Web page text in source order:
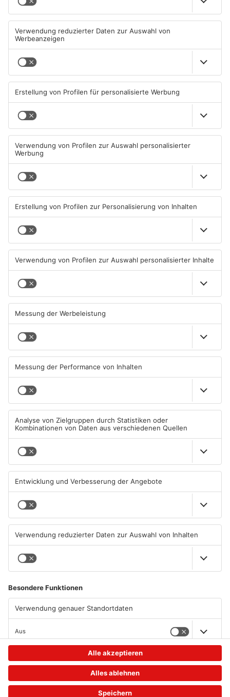
Sommerferien vorbei:
Schulstart in Hessen heute
10.08.2026, 06:39 UHR IN
PRIMAVERALAND
Diese Maislabyrinthe im
Primaveraland haben schon
TOPNEWS
Stau-Wochenende im
Primaveraland
08.08.2026, 09:39 UHR IN
Primaveraland wegen
Waldbrandgefahr
Müll wird in Kreisen
Aschaffenburg und
Miltenberg früher abgeholt
07.08.2026, 09:25 UHR IN
PRIMAVERALAND
Schwimmbäder im
Primaveraland weisen teils
06.08.2026, 06:37 UHR IN
PRIMAVERALAND